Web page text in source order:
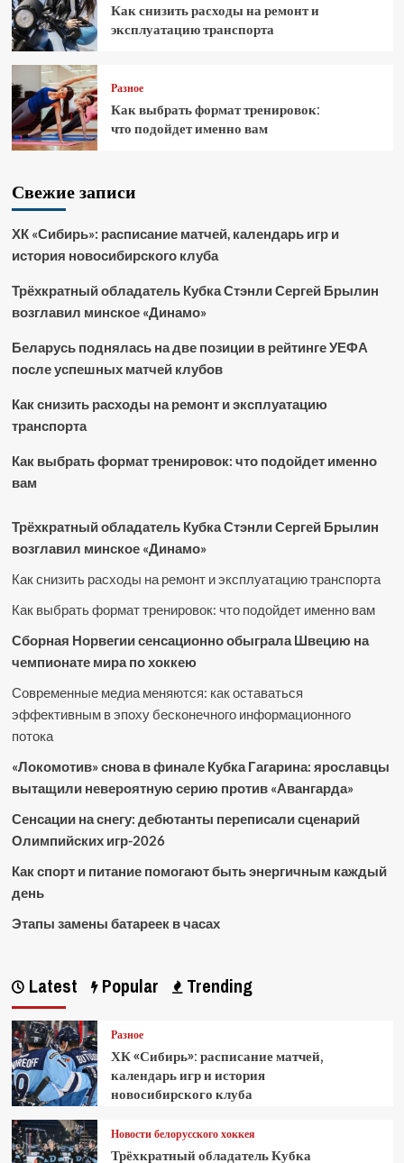
Как снизить расходы на ремонт и
эксплуатацию транспорта
Разное
Как выбрать формат тренировок:
что подойдет именно вам
Свежие записи
ХК «Сибирь»: расписание матчей, календарь игр и
история новосибирского клуба
Трёхкратный обладатель Кубка Стэнли Сергей Брылин
возглавил минское «Динамо»
Беларусь поднялась на две позиции в рейтинге УЕФА
после успешных матчей клубов
Как снизить расходы на ремонт и эксплуатацию
транспорта
Как выбрать формат тренировок: что подойдет именно
вам
Трёхкратный обладатель Кубка Стэнли Сергей Брылин
возглавил минское «Динамо»
Как снизить расходы на ремонт и эксплуатацию транспорта
Как выбрать формат тренировок: что подойдет именно вам
Сборная Норвегии сенсационно обыграла Швецию на
чемпионате мира по хоккею
Современные медиа меняются: как оставаться
эффективным в эпоху бесконечного информационного
потока
«Локомотив» снова в финале Кубка Гагарина: ярославцы
вытащили невероятную серию против «Авангарда»
Сенсации на снегу: дебютанты переписали сценарий
Олимпийских игр-2026
Как спорт и питание помогают быть энергичным каждый
день
Этапы замены батареек в часах
Latest Popular Trending
Разное
ХК «Сибирь»: расписание матчей,
календарь игр и история
новосибирского клуба
Новости белорусского хоккея
Трёхкратный обладатель Кубка